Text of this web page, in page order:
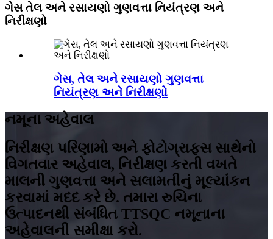
ગેસ તેલ અને રસાયણો ગુણવત્તા નિયંત્રણ અને
નિરીક્ષણો
ગેસ, તેલ અને રસાયણો ગુણવત્તા
નિયંત્રણ અને નિરીક્ષણો
નમૂના અહેવાલ
નિરીક્ષણ પરિણામો અને ફોટોગ્રાફ્સ સાથેનો
વિગતવાર અહેવાલ, નિરીક્ષણ કરતી વખતે
માલની ગુણવત્તા અને સલામતીનું મૂલ્યાંકન
કરવામાં મદદ કરે છે. તમારા રુચિના
ઉત્પાદનથી સંબંધિત TTSQC નમૂનાના
અહેવાલની સમીક્ષા કરો.